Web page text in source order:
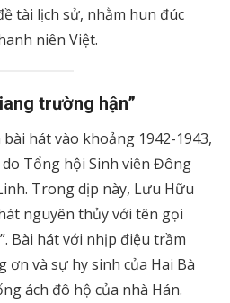
tài lịch sử, nhằm hun đúc
niên Việt.
trường hận”
hát vào khoảng 1942-1943,
Tổng hội Sinh viên Đông
Trong dịp này, Lưu Hữu
nguyên thủy với tên gọi
Bài hát với nhịp điệu trầm
ơn và sự hy sinh của Hai Bà
ách đô hộ của nhà Hán.